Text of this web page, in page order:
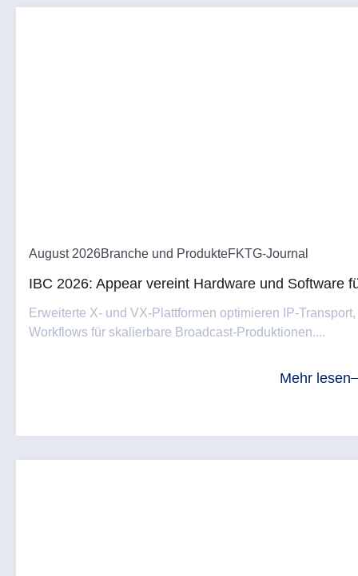
August 2026Branche und ProdukteFKTG-Journal
IBC 2026: Appear vereint Hardware und Software
Erweiterte X- und VX-Plattformen optimieren IP-
Workflows für skalierbare Broadcast-Produktionen....
Mehr lesen